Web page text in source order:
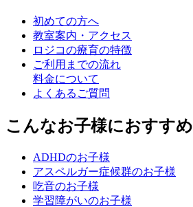
初めての方へ
教室案内・アクセス
ロジコの療育の特徴
ご利用までの流れ
料金について
よくあるご質問
こんなお子様におすすめ
ADHDのお子様
アスペルガー症候群のお子様
吃音のお子様
学習障がいのお子様